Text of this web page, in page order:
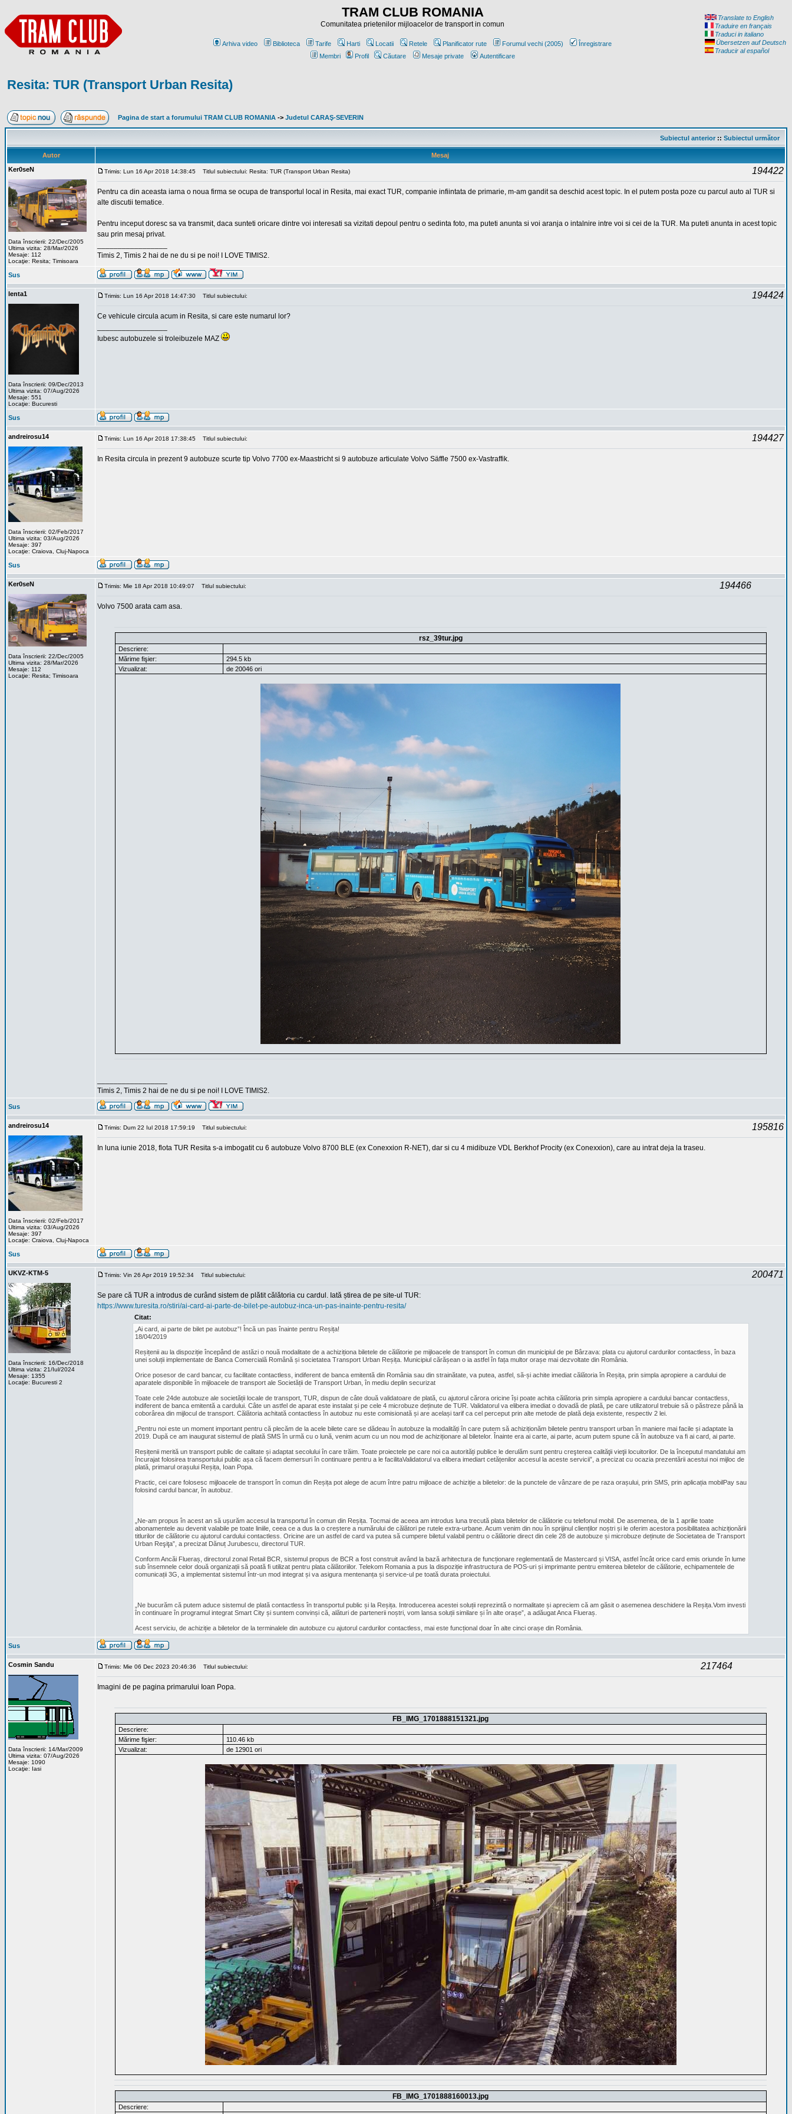
TRAM CLUB ROMANIA
Comunitatea prietenilor mijloacelor de transport in comun
Arhiva video Biblioteca Tarife Harti Locatii Retele Planificator rute Forumul vechi (2005)
Înregistrare
Membri
Profil Căutare Mesaje private Autentificare
Translate to English
Traduire en français
Traduci in italiano
Übersetzen auf Deutsch
Traducir al español
Resita: TUR (Transport Urban Resita)
Pagina de start a forumului TRAM CLUB ROMANIA -> Judetul CARAŞ-SEVERIN
Subiectul anterior:: Subiectul următor
Autor
Mesaj
Ker0seN
Data înscrierii: 22/Dec/2005
Ultima vizita: 28/Mar/2026
Mesaje: 112
Locaţie: Resita; Timisoara
Trimis: Lun 16 Apr 2018 14:38:45 Titlul subiectului: Resita: TUR (Transport Urban Resita) 194422
Pentru ca din aceasta iarna o noua firma se ocupa de transportul local in Resita, mai exact TUR, companie infiintata de primarie, m-am gandit sa deschid acest topic. In el putem posta poze cu parcul auto al TUR si
alte discutii tematice.
Pentru inceput doresc sa va transmit, daca sunteti oricare dintre voi interesati sa vizitati depoul pentru o sedinta foto, ma puteti anunta si voi aranja o intalnire intre voi si cei de la TUR. Ma puteti anunta in acest topic
sau prin mesaj privat.
Timis 2, Timis 2 hai de ne du si pe noi! I LOVE TIMIS2.
Sus
lenta1
Data înscrierii: 09/Dec/2013
Ultima vizita: 07/Aug/2026
Mesaje: 551
Locaţie: Bucuresti
Trimis: Lun 16 Apr 2018 14:47:30 Titlul subiectului: 194424
Ce vehicule circula acum in Resita, si care este numarul lor?
Iubesc autobuzele si troleibuzele MAZ
Sus
andreirosu14
Data înscrierii: 02/Feb/2017
Ultima vizita: 03/Aug/2026
Mesaje: 397
Locaţie: Craiova, Cluj-Napoca
Trimis: Lun 16 Apr 2018 17:38:45 Titlul subiectului: 194427
In Resita circula in prezent 9 autobuze scurte tip Volvo 7700 ex-Maastricht si 9 autobuze articulate Volvo Säffle 7500 ex-Vastraffik.
Sus
Ker0seN
Data înscrierii: 22/Dec/2005
Ultima vizita: 28/Mar/2026
Mesaje: 112
Locaţie: Resita; Timisoara
Trimis: Mie 18 Apr 2018 10:49:07 Titlul subiectului: 194466
Volvo 7500 arata cam asa.
rsz_39tur.jpg
Descriere:
Mărime fişier:
294.5 kb
Vizualizat:
de 20046 ori
Timis 2, Timis 2 hai de ne du si pe noi! I LOVE TIMIS2.
Sus
andreirosu14
Data înscrierii: 02/Feb/2017
Ultima vizita: 03/Aug/2026
Mesaje: 397
Locaţie: Craiova, Cluj-Napoca
Trimis: Dum 22 Iul 2018 17:59:19 Titlul subiectului: 195816
In luna iunie 2018, flota TUR Resita s-a imbogatit cu 6 autobuze Volvo 8700 BLE (ex Conexxion R-NET), dar si cu 4 midibuze VDL Berkhof Procity (ex Conexxion), care au intrat deja la traseu.
Sus
UKVZ-KTM-5
Data înscrierii: 16/Dec/2018
Ultima vizita: 21/Iul/2024
Mesaje: 1355
Locaţie: Bucuresti 2
Trimis: Vin 26 Apr 2019 19:52:34 Titlul subiectului: 200471
Se pare că TUR a introdus de curând sistem de plătit călătoria cu cardul. Iată știrea de pe site-ul TUR:
https://www.turesita.ro/stiri/ai-card-ai-parte-de-bilet-pe-autobuz-inca-un-pas-inainte-pentru-resita/
Citat:
„Ai card, ai parte de bilet pe autobuz”! Încă un pas înainte pentru Reșița!
18/04/2019
Reșițenii au la dispoziție începând de astăzi o nouă modalitate de a achiziționa biletele de călătorie pe mijloacele de transport în comun din municipiul de pe Bârzava: plata cu ajutorul cardurilor contactless, în baza
unei soluții implementate de Banca Comercială Română și societatea Transport Urban Reșița. Municipiul cărășean o ia astfel în fața multor orașe mai dezvoltate din România.
Orice posesor de card bancar, cu facilitate contactless, indiferent de banca emitentă din România sau din strainătate, va putea, astfel, să-și achite imediat călătoria în Reșița, prin simpla apropiere a cardului de
aparatele disponibile în mijloacele de transport ale Societății de Transport Urban, în mediu deplin securizat
Toate cele 24de autobuze ale societății locale de transport, TUR, dispun de câte două validatoare de plată, cu ajutorul cărora oricine își poate achita călătoria prin simpla apropiere a cardului bancar contactless,
indiferent de banca emitentă a cardului. Câte un astfel de aparat este instalat și pe cele 4 microbuze deținute de TUR. Validatorul va elibera imediat o dovadă de plată, pe care utilizatorul trebuie să o păstreze până la
coborârea din mijlocul de transport. Călătoria achitată contactless în autobuz nu este comisionată și are același tarif ca cel perceput prin alte metode de plată deja existente, respectiv 2 lei.
„Pentru noi este un moment important pentru că plecăm de la acele bilete care se dădeau în autobuze la modalități în care putem să achiziționăm biletele pentru transport urban în maniere mai facile și adaptate la
2019. După ce am inaugurat sistemul de plată SMS în urmă cu o lună, venim acum cu un nou mod de achiziționare al biletelor. Înainte era ai carte, ai parte, acum putem spune că în autobuze va fi ai card, ai parte.
Reșițenii merită un transport public de calitate și adaptat secolului în care trăim. Toate proiectele pe care noi ca autorități publice le derulăm sunt pentru creşterea calităţii vieţii locuitorilor. De la începutul mandatului am
încurajat folosirea transportului public așa că facem demersuri în continuare pentru a le facilitaValidatorul va elibera imediart cetățenilor accesul la aceste servicii”, a precizat cu ocazia prezentării acestui noi mijloc de
plată, primarul orașului Reșița, Ioan Popa.
Practic, cei care folosesc mijloacele de transport în comun din Reșița pot alege de acum între patru mijloace de achiziție a biletelor: de la punctele de vânzare de pe raza orașului, prin SMS, prin aplicația mobilPay sau
folosind cardul bancar, în autobuz.
„Ne-am propus în acest an să ușurăm accesul la transportul în comun din Reșița. Tocmai de aceea am introdus luna trecută plata biletelor de călătorie cu telefonul mobil. De asemenea, de la 1 aprilie toate
abonamentele au devenit valabile pe toate liniile, ceea ce a dus la o creștere a numărului de călători pe rutele extra-urbane. Acum venim din nou în sprijinul clienților noștri și le oferim acestora posibilitatea achiziționării
titlurilor de călătorie cu ajutorul cardului contactless. Oricine are un astfel de card va putea să cumpere biletul valabil pentru o călătorie direct din cele 28 de autobuze și microbuze deținute de Societatea de Transport
Urban Reşiţa”, a precizat Dănuț Jurubescu, directorul TUR.
Conform Ancăi Flueraș, directorul zonal Retail BCR, sistemul propus de BCR a fost construit având la bază arhitectura de funcționare reglementată de Mastercard și VISA, astfel încât orice card emis oriunde în lume
sub însemnele celor două organizații să poată fi utilizat pentru plata călătoriilor. Telekom Romania a pus la dispoziție infrastructura de POS-uri și imprimante pentru emiterea biletelor de călătorie, echipamentele de
comunicații 3G, a implementat sistemul într-un mod integrat și va asigura mentenanța și service-ul pe toată durata proiectului.
„Ne bucurăm că putem aduce sistemul de plată contactless în transportul public și la Reșița. Introducerea acestei soluții reprezintă o normalitate și apreciem că am găsit o asemenea deschidere la Reșița.Vom investi
în continuare în programul integrat Smart City și suntem convinși că, alături de partenerii noștri, vom lansa soluții similare și în alte orașe”, a adăugat Anca Flueraș.
Acest serviciu, de achiziție a biletelor de la terminalele din autobuze cu ajutorul cardurilor contactless, mai este funcțional doar în alte cinci orașe din România.
Sus
Cosmin Sandu
Data înscrierii: 14/Mar/2009
Ultima vizita: 07/Aug/2026
Mesaje: 1090
Locaţie: Iasi
Trimis: Mie 06 Dec 2023 20:46:36 Titlul subiectului: 217464
Imagini de pe pagina primarului Ioan Popa.
FB_IMG_1701888151321.jpg
Descriere:
Mărime fişier:
110.46 kb
Vizualizat:
de 12901 ori
FB_IMG_1701888160013.jpg
Descriere: